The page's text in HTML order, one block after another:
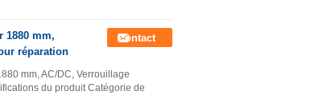
1880 mm,
réparation
Contact
mm, AC/DC, Verrouillage
du produit Catégorie de